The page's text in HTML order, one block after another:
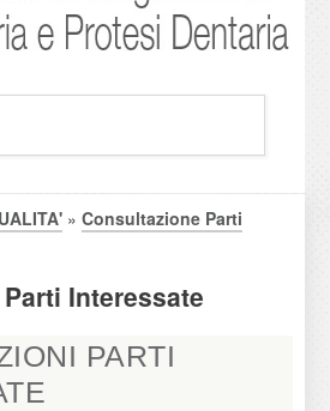
» Consultazione Parti
Interessate
PARTI